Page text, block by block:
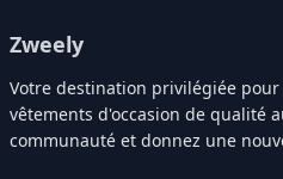
Zweely
Votre destination privilégiée
vêtements d'occasion de qualité
communauté et donnez une